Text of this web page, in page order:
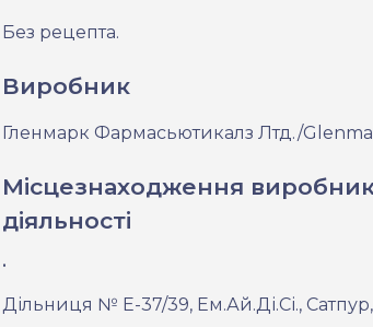
Без рецепта.
Виробник
Гленмарк Фармасьютикалз Лтд./
Місцезнаходження
діяльності
.
Дільниця № Е-37/39, Ем.Ай.Ді.Сі., Сатпур,